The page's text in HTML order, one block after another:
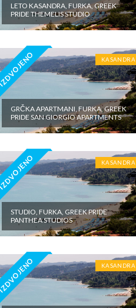
LETO KASANDRA, FURKA, GREEK
PRIDE THEMELIS STUDIO
KASANDRA
GRČKA APARTMANI, FURKA, GREEK
PRIDE SAN GIORGIO APARTMENTS
KASANDRA
STUDIO, FURKA, GREEK PRIDE
PANTHEA STUDIOS
KASANDRA